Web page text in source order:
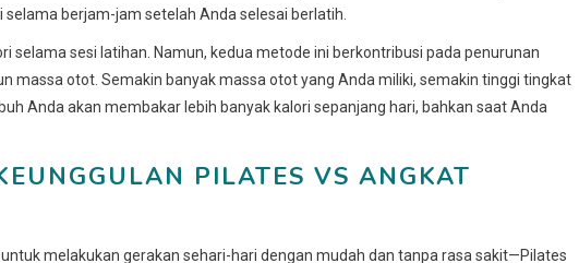
berjam-jam setelah Anda selesai berlatih.
selama sesi latihan. Namun, kedua metode ini berkontribusi pada penurunan
massa otot. Semakin banyak massa otot yang Anda miliki, semakin tinggi tingkat
Anda akan membakar lebih banyak kalori sepanjang hari, bahkan saat Anda
PILATES VS ANGKAT
melakukan gerakan sehari-hari dengan mudah dan tanpa rasa sakit—Pilates